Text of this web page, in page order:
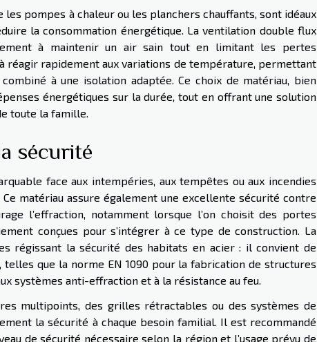
pompes à chaleur ou les planchers chauffants, sont idéaux
la consommation énergétique. La ventilation double flux
à maintenir un air sain tout en limitant les pertes
réagir rapidement aux variations de température, permettant
à une isolation adaptée. Ce choix de matériau, bien
énergétiques sur la durée, tout en offrant une solution
toute la famille.
sécurité
face aux intempéries, aux tempêtes ou aux incendies
matériau assure également une excellente sécurité contre
l’effraction, notamment lorsque l’on choisit des portes
conçues pour s’intégrer à ce type de construction. La
régissant la sécurité des habitats en acier : il convient de
que la norme EN 1090 pour la fabrication de structures
systèmes anti-effraction et à la résistance au feu.
multipoints, des grilles rétractables ou des systèmes de
la sécurité à chaque besoin familial. Il est recommandé
de sécurité nécessaire selon la région et l’usage prévu de